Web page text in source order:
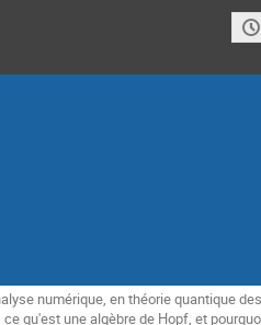
numérique, en théorie quantique
qu'est une algèbre de Hopf, et